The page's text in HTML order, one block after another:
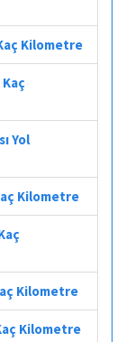
Kilometre
Yol
Kilometre
Kilometre
Kilometre